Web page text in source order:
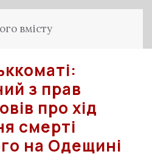
вмісту
з прав
про хід
смерті
на Одещині